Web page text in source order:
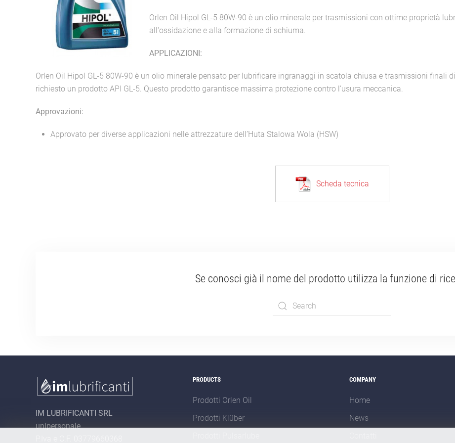
Orlen Oil Hipol GL-5 80W-90 è un olio minerale per trasmissioni con ottime proprietà
all'ossidazione e alla formazione di schiuma.
APPLICAZIONI:
Orlen Oil Hipol GL-5 80W-90 è un olio minerale pensato per lubrificare ingranaggi in scatola chiusa e trasmissioni finali
richiesto un prodotto API GL-5. Questo prodotto garantisce massima protezione contro l’usura meccanica.
Approvazioni:
Approvato per diverse applicazioni nelle attrezzature dell’Huta Stalowa Wola (HSW)
Scheda tecnica
Se conosci già il nome del prodotto utilizza la funzione di
IM LUBRIFICANTI SRL
unipersonale
PRODUCTS
Prodotti Orlen Oil
Prodotti Klüber
COMPANY
Home
News